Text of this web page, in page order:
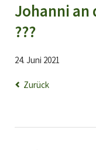
Johanni an
???
24. Juni 2021
Zurück